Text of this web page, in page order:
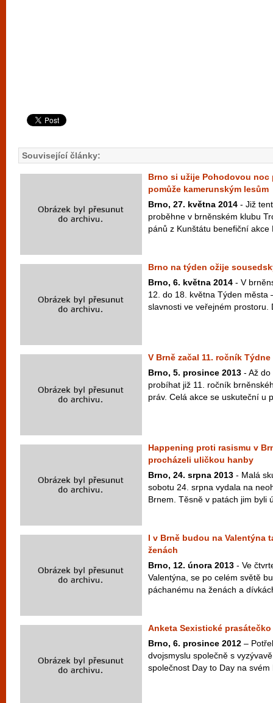
Související články:
Brno si užije Pohodovou noc
pomůže kamerunským lesům
Brno, 27. května 2014 - Již
proběhne v brněnském klubu
pánů z Kunštátu benefiční
Brno na týden ožije
Brno, 6. května 2014 - V
12. do 18. května Týden města
slavnosti ve veřejném prostoru.
V Brně začal 11. ročník
Brno, 5. prosince 2013 - Až
probíhat již 11. ročník
práv. Celá akce se uskuteční u
Happening proti rasismu v
procházeli uličkou hanby
Brno, 24. srpna 2013 - Malá
sobotu 24. srpna vydala na
Brnem. Těsně v patách jim byli
I v Brně budou na Valentýna
ženách
Brno, 12. února 2013 - Ve
Valentýna, se po celém světě
páchanému na ženách a
Anketa Sexistické
Brno, 6. prosince 2012 –
dvojsmyslu společně s
společnost Day to Day na